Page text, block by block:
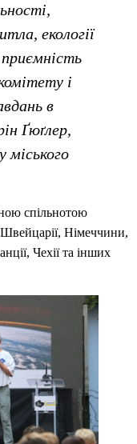
екології
і
в
Ґюґлер,
спільнотою
Швейцарії, Німеччини,
Чехії та інших